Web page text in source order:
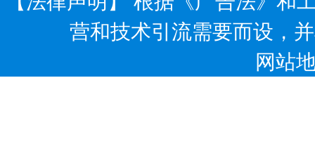
营和技术引流需要而设，
网站